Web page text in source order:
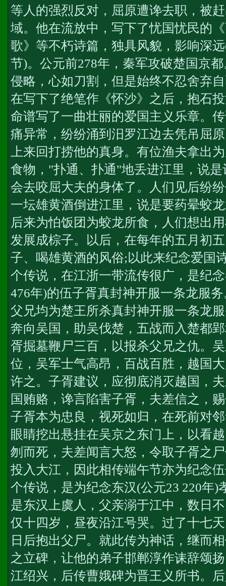
等人的强烈反对，屈原遭谗去职，被
域。他在流放中，写下了忧国忧民的
歌》等不朽诗篇，独具风貌，影响深
节)。公元前278年，秦军攻破楚国京
侵略，心如刀割，但是始终不忍舍弃
在写下了绝笔作《怀沙》之后，抱石
命谱写了一曲壮丽的爱国主义乐章。
痛异常，纷纷涌到汨罗江边去凭吊屈
上来回打捞他的真身。有位渔夫拿出
食物，"扑通、扑通"地丢进江里，说
会去咬屈大夫的身体了。人们见后纷
一坛雄黄酒倒进江里，说是要药晕蛟
后来为怕饭团为蛟龙所食，人们想出
发展成棕子。以后，在每年的五月初
子、喝雄黄酒的风俗;以此来纪念爱国
个传说，在江浙一带流传很广，是纪
476年)的伍子胥真封神开服一条龙服务
父兄均为楚王所杀真封神开服一条龙
奔向吴国，助吴伐楚，五战而入楚都
胥掘墓鞭尸三百，以报杀父兄之仇。
位，吴军士气高昂，百战百胜，越国
许之。子胥建议，应彻底消灭越国，
国贿赂，谗言陷害子胥，夫差信之，
子胥本为忠良，视死如归，在死前对
眼睛挖出悬挂在吴京之东门上，以看
刎而死，夫差闻言大怒，令取子胥之
投入大江，因此相传端午节亦为纪念
个传说，是为纪念东汉(公元23 220年)
是东汉上虞人，父亲溺于江中，数日
仅十四岁，昼夜沿江号哭。过了十七
日后抱出父尸。就此传为神话，继而
之立碑，让他的弟子邯郸淳作诔辞颂
江绍兴，后传曹娥碑为晋王义所书。